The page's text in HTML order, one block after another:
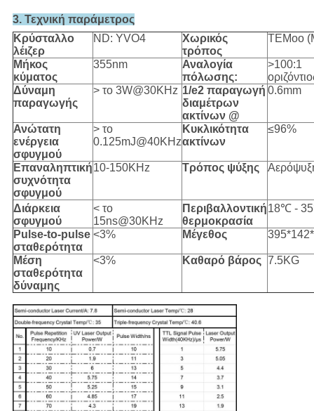
3. Τεχνική παράμετρος
Κρύσταλλο
λέιζερ
ND: YVO4
Χωρικός
τρόπος
TEMoo
Μήκος
κύματος
355nm
Αναλογία
πόλωσης:
>100:1
Δύναμη
παραγωγής
> το 3W@30KHz 1/e2 παραγωγή
διαμέτρων
ακτίνων @
0.6mm
Ανώτατη
ενέργεια
σφυγμού
> το
0.125mJ@40KHz
Κυκλικότητα
ακτίνων
≤96%
Επαναληπτική
συχνότητα
σφυγμού
10-150KHz Τρόπος ψύξης
Διάρκεια
σφυγμού
< το
15ns@30KHz
Περιβαλλοντική
θερμοκρασία
18℃ -
Pulse-to-pulse
σταθερότητα
<3% Μέγεθος
Μέση
σταθερότητα
δύναμης
<3% Καθαρό βάρος 7.5KG